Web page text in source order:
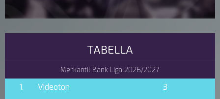
TABELLA
Merkantil Bank Liga 2026/2027
1. Videoton
3